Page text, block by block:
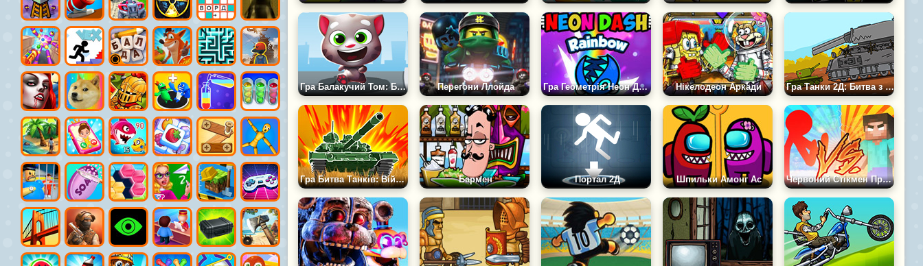
Гра Балакучий Том: Біг за Золотом Перегони Ллойда Гра Геометрія Неон Даш: Веселка Нікелодеон Аркади Гра Танки 2Д: Битва з Ратте
Гра Битва Танків: Війна 2Д Бармен Портал 2Д Шпильки Амонг Ас Червоний Стікмен Проти Школи Монстрів